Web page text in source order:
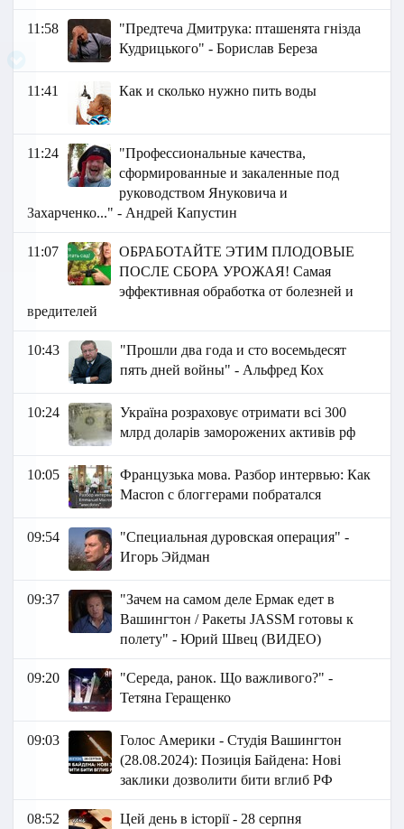
11:58
"Предтеча Дмитрука: пташенята гнізда
Кудрицького" - Борислав Береза
11:41 Как и сколько нужно пить воды
11:24
"Профессиональные качества,
сформированные и закаленные под
руководством Януковича и
Захарченко..." - Андрей Капустин
11:07
ОБРАБОТАЙТЕ ЭТИМ ПЛОДОВЫЕ
ПОСЛЕ СБОРА УРОЖАЯ! Самая
эффективная обработка от болезней и
вредителей
10:43
"Прошли два года и сто восемьдесят
пять дней войны" - Альфред Кох
10:24
Україна розраховує отримати всі 300
млрд доларів заморожених активів рф
10:05
Французька мова. Разбор интервью: Как
Macron с блоггерами побратался
09:54
"Специальная дуровская операция" -
Игорь Эйдман
09:37
"Зачем на самом деле Ермак едет в
Вашингтон / Ракеты JASSM готовы к
полету" - Юрий Швец (ВИДЕО)
09:20
"Середа, ранок. Що важливого?" -
Тетяна Геращенко
09:03
Голос Америки - Студія Вашингтон
(28.08.2024): Позиція Байдена: Нові
заклики дозволити бити вглиб РФ
08:52 Цей день в історії - 28 серпня